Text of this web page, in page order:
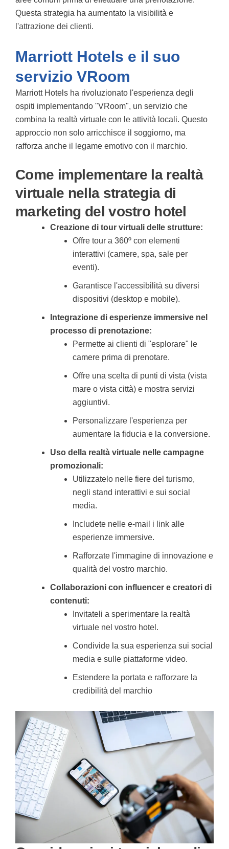
Questa strategia ha aumentato la visibilità e
l'attrazione dei clienti.
Marriott Hotels e il suo
servizio VRoom
Marriott Hotels ha rivoluzionato l'esperienza degli
ospiti implementando "VRoom", un servizio che
combina la realtà virtuale con le attività locali. Questo
approccio non solo arricchisce il soggiorno, ma
rafforza anche il legame emotivo con il marchio.
Come implementare la realtà
virtuale nella strategia di
marketing del vostro hotel
Creazione di tour virtuali delle strutture:
Offre tour a 360º con elementi
interattivi (camere, spa, sale per
eventi).
Garantisce l'accessibilità su diversi
dispositivi (desktop e mobile).
Integrazione di esperienze immersive nel
processo di prenotazione:
Permette ai clienti di "esplorare" le
camere prima di prenotare.
Offre una scelta di punti di vista (vista
mare o vista città) e mostra servizi
aggiuntivi.
Personalizzare l'esperienza per
aumentare la fiducia e la conversione.
Uso della realtà virtuale nelle campagne
promozionali:
Utilizzatelo nelle fiere del turismo,
negli stand interattivi e sui social
media.
Includete nelle e-mail i link alle
esperienze immersive.
Rafforzate l'immagine di innovazione e
qualità del vostro marchio.
Collaborazioni con influencer e creatori di
contenuti:
Invitateli a sperimentare la realtà
virtuale nel vostro hotel.
Condivide la sua esperienza sui social
media e sulle piattaforme video.
Estendere la portata e rafforzare la
credibilità del marchio